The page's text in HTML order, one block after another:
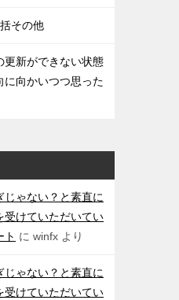
その他
更新ができない状態
に向かいつつ思った
じゃない？と素直に
受けていただいてい
ト に winfx より
じゃない？と素直に
受けていただいてい